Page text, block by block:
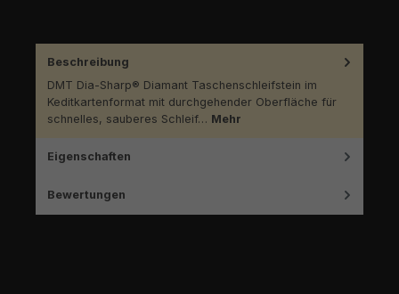
Beschreibung
DMT Dia-Sharp® Diamant Taschenschleifstein im
Keditkartenformat mit durchgehender Oberfläche für
schnelles, sauberes Schleif… Mehr
Eigenschaften
Bewertungen